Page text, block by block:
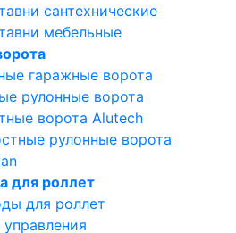
сантехнические
мебельные
гаражные ворота
рулонные ворота
ворота Alutech
рулонные ворота
для роллет
для роллет